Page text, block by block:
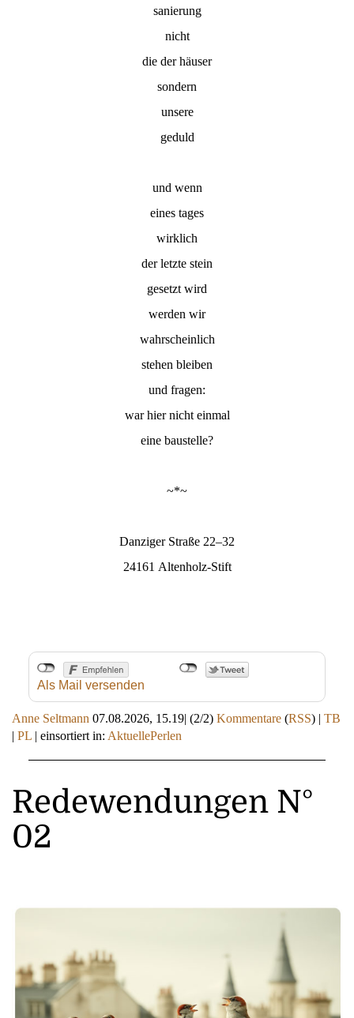
sanierung
nicht
die der häuser
sondern
unsere
geduld
und wenn
eines tages
wirklich
der letzte stein
gesetzt wird
werden wir
wahrscheinlich
stehen bleiben
und fragen:
war hier nicht einmal
eine baustelle?
~*~
Danziger Straße 22–32
24161 Altenholz-Stift
Als Mail versenden
Anne Seltmann 07.08.2026, 15.19| (2/2) Kommentare (RSS) | TB
| PL | einsortiert in: AktuellePerlen
Redewendungen N°
02